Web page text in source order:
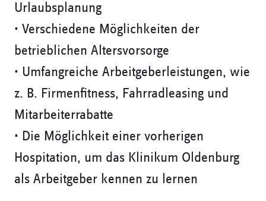
Urlaubsplanung
• Verschiedene Möglichkeiten der
betrieblichen Altersvorsorge
• Umfangreiche Arbeitgeberleistungen, wie
z. B. Firmenfitness, Fahrradleasing und
Mitarbeiterrabatte
• Die Möglichkeit einer vorherigen
Hospitation, um das Klinikum Oldenburg
als Arbeitgeber kennen zu lernen